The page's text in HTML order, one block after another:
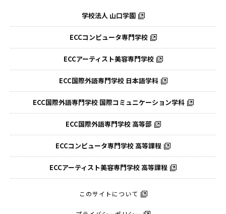
学校法人 山口学園
ECCコンピュータ専門学校
ECCアーティスト美容専門学校
ECC国際外語専門学校 日本語学科
ECC国際外語専門学校 国際コミュニケーション学科
ECC国際外語専門学校 高等部
ECCコンピュータ専門学校 高等課程
ECCアーティスト美容専門学校 高等課程
このサイトについて